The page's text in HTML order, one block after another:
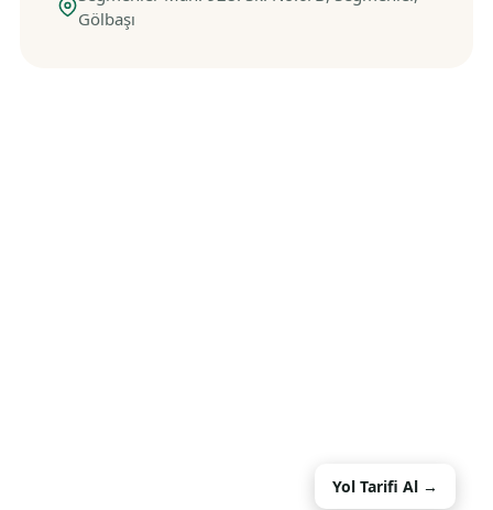
Gölbaşı
Yol Tarifi Al →